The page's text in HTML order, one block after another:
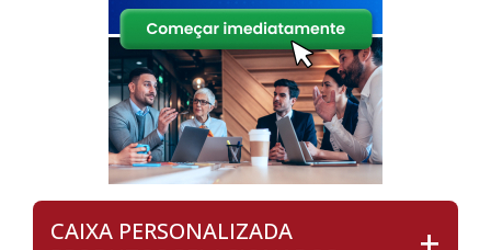
CAIXA PERSONALIZADA